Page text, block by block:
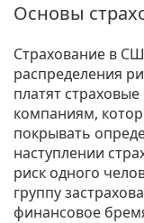
Основы
Страхование в
распределения
платят
компаниям,
покрывать
наступлении
риск одного
группу
финансовое